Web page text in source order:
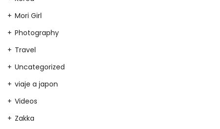
Mori Girl
Photography
Travel
Uncategorized
viaje a japon
Videos
Zakka